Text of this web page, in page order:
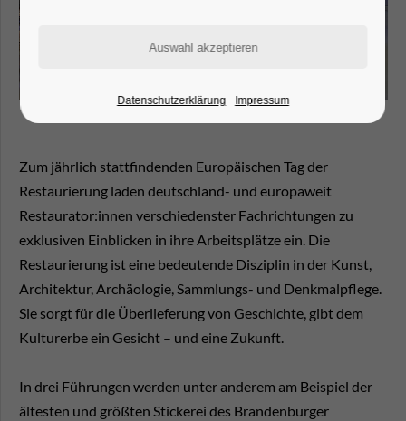
Zum jährlich stattfindenden Europäischen Tag der
Restaurierung laden deutschland- und europaweit
Restaurator:innen verschiedenster Fachrichtungen zu
exklusiven Einblicken in ihre Arbeitsplätze ein. Die
Restaurierung ist eine bedeutende Disziplin in der Kunst,
Architektur, Archäologie, Sammlungs- und Denkmalpflege.
Sie sorgt für die Überlieferung von Geschichte, gibt dem
Kulturerbe ein Gesicht – und eine Zukunft.
In drei Führungen werden unter anderem am Beispiel der
ältesten und größten Stickerei des Brandenburger
Datenschutzerklärung Impressum